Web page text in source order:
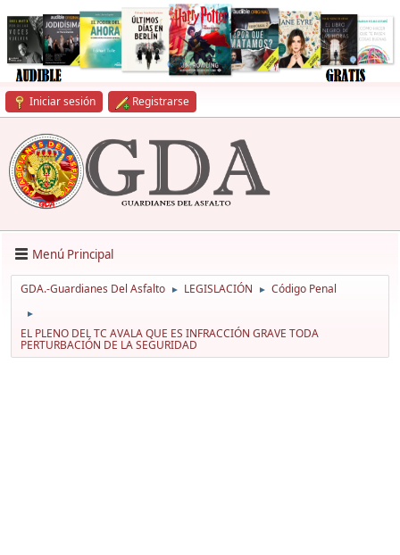
Iniciar sesión Registrarse
Menú Principal
GDA.-Guardianes Del Asfalto ► LEGISLACIÓN ► Código Penal
►
EL PLENO DEL TC AVALA QUE ES INFRACCIÓN GRAVE TODA
PERTURBACIÓN DE LA SEGURIDAD